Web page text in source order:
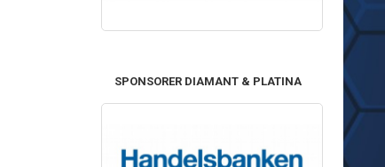
SPONSORER DIAMANT & PLATINA